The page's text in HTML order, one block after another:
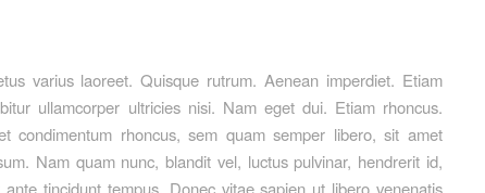
varius laoreet. Quisque rutrum. Aenean imperdiet. Etiam
ullamcorper ultricies nisi. Nam eget dui. Etiam rhoncus.
condimentum rhoncus, sem quam semper libero, sit amet
Nam quam nunc, blandit vel, luctus pulvinar, hendrerit id,
tincidunt tempus. Donec vitae sapien ut libero venenatis